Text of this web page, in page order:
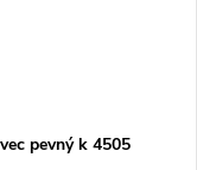
pevný k 4505